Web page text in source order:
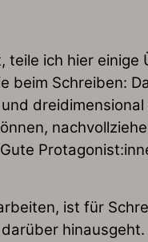
teile ich hier einige
beim Schreiben:
ist für